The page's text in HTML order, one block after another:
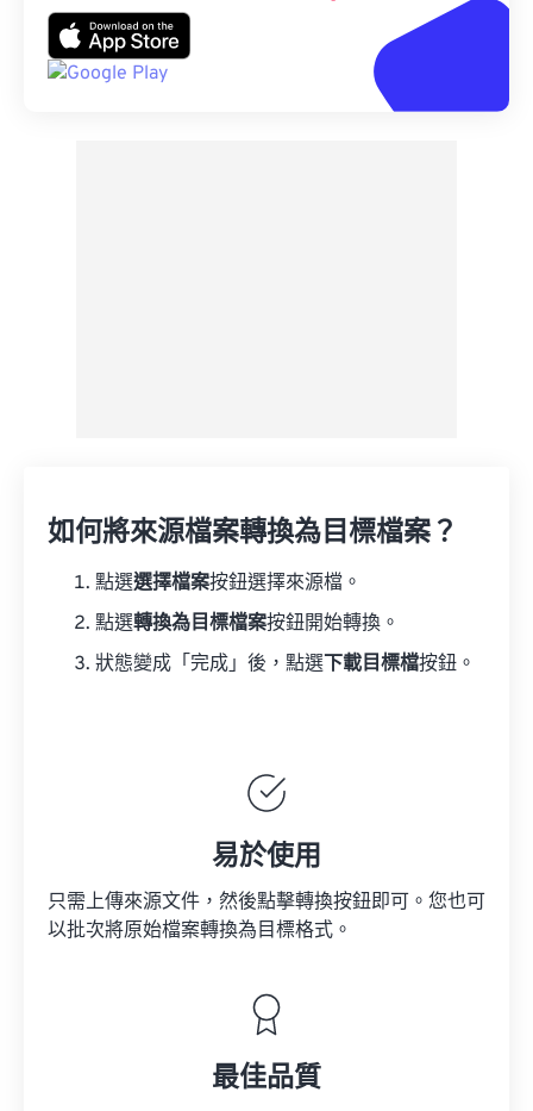
如何將來源檔案轉換為目標檔案？
點選選擇檔案按鈕選擇來源檔。
點選轉換為目標檔案按鈕開始轉換。
狀態變成「完成」後，點選 下載目標檔按鈕。
易於使用
只需上傳來源文件，然後點擊轉換按鈕即可。您也可
以批次將原始檔案轉換為目標格式。
最佳品質